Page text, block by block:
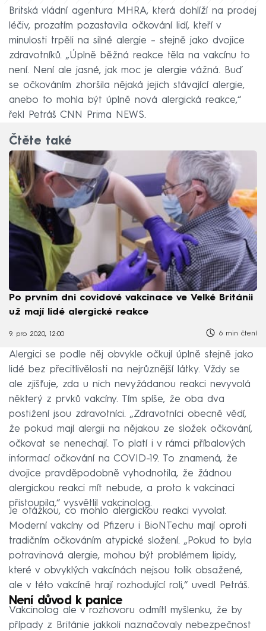
Britská vládní agentura MHRA, která dohlíží na prodej
léčiv, prozatím pozastavila očkování lidí, kteří v
minulosti trpěli na silné alergie – stejně jako dvojice
zdravotníků. „Úplně běžná reakce těla na vakcínu to
není. Není ale jasné, jak moc je alergie vážná. Buď
se očkováním zhoršila nějaká jejich stávající alergie,
anebo to mohla být úplně nová alergická reakce,“
řekl Petráš CNN Prima NEWS.
Čtěte také
Po prvním dni covidové vakcinace ve Velké Británii
už mají lidé alergické reakce
9. pro 2020, 12:00 6 min čtení
Alergici se podle něj obvykle očkují úplně stejně jako
lidé bez přecitlivělosti na nejrůznější látky. Vždy se
ale zjišťuje, zda u nich nevyžádanou reakci nevyvolá
některý z prvků vakcíny. Tím spíše, že oba dva
postižení jsou zdravotníci. „Zdravotníci obecně vědí,
že pokud mají alergii na nějakou ze složek očkování,
očkovat se nenechají. To platí i v rámci příbalových
informací očkování na COVID-19. To znamená, že
dvojice pravděpodobně vyhodnotila, že žádnou
alergickou reakci mít nebude, a proto k vakcinaci
přistoupila,“ vysvětlil vakcinolog.
Je otázkou, co mohlo alergickou reakci vyvolat.
Moderní vakcíny od Pfizeru i BioNTechu mají oproti
tradičním očkováním atypické složení. „Pokud to byla
potravinová alergie, mohou být problémem lipidy,
které v obvyklých vakcínách nejsou tolik obsažené,
ale v této vakcíně hrají rozhodující roli,“ uvedl Petráš.
Není důvod k panice
Vakcinolog ale v rozhovoru odmítl myšlenku, že by
případy z Británie jakkoli naznačovaly nebezpečnost